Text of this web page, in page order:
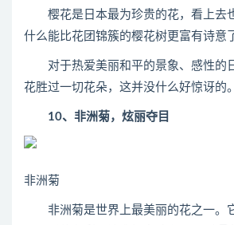
樱花是日本最为珍贵的花，看上去
什么能比花团锦簇的樱花树更富有诗意
对于热爱美丽和平的景象、感性的
花胜过一切花朵，这并没什么好惊讶的。
10、非洲菊，炫丽夺目
非洲菊
非洲菊是世界上最美丽的花之一。